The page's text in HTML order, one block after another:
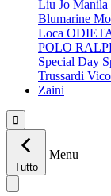
Liu Jo Manila
Blumarine
Loca
POLO
Special Day
Trussardi
Zaini

Tutto
Menu